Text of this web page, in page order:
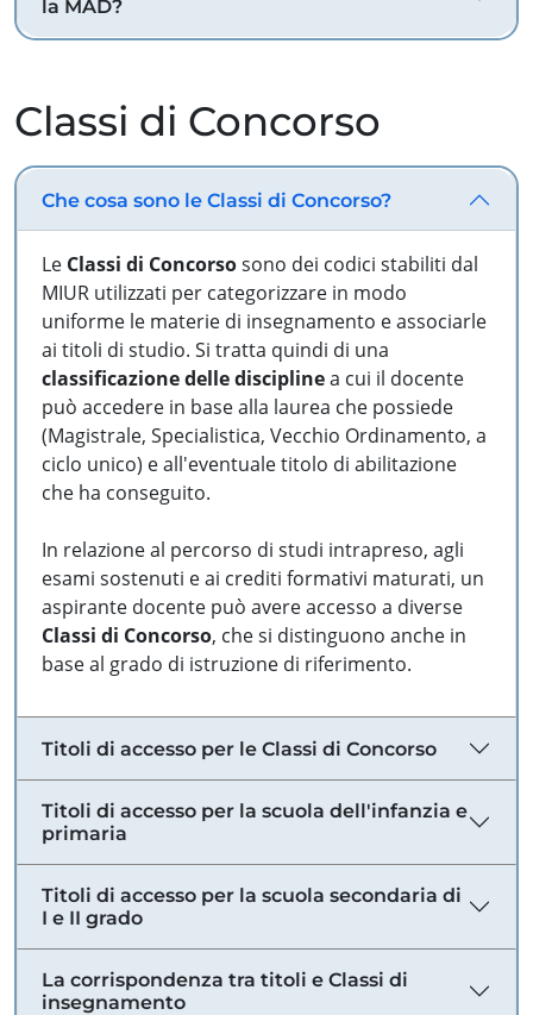
la MAD?
Classi di Concorso
Che cosa sono le Classi di Concorso?
Le Classi di Concorsosono dei codici stabiliti dal
MIUR utilizzati per categorizzare in modo
uniforme le materie di insegnamento e associarle
ai titoli di studio. Si tratta quindi di una
classificazione delle disciplinea cui il docente
può accedere in base alla laurea che possiede
(Magistrale, Specialistica, Vecchio Ordinamento, a
ciclo unico) e all'eventuale titolo di abilitazione
che ha conseguito.
In relazione al percorso di studi intrapreso, agli
esami sostenuti e ai crediti formativi maturati, un
aspirante docente può avere accesso a diverse
Classi di Concorso, che si distinguono anche in
base al grado di istruzione di riferimento.
Titoli di accesso per le Classi di Concorso
Titoli di accesso per la scuola dell'infanzia e
primaria
Titoli di accesso per la scuola secondaria di
I e II grado
La corrispondenza tra titoli e Classi di
insegnamento